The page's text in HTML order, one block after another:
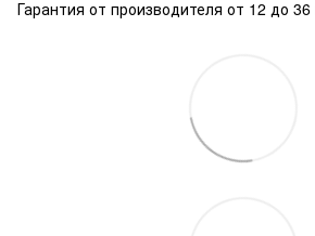
Гарантия от производителя от 12 до